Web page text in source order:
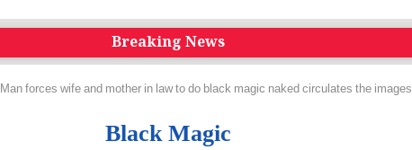
Breaking News
Man forces wife and mother in law to do black magic naked circulates the images
Black Magic